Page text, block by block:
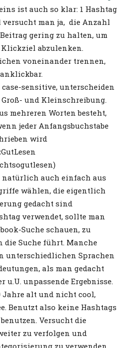
ist auch so klar: 1 Hashtag
versucht man ja, die Anzahl
gering zu halten, um
abzulenken.
voneinander trennen,
sensitive, unterscheiden
und Kleinschreibung.
mehreren Worten besteht,
jeder Anfangsbuchstabe
wird
natürlich auch einfach aus
wählen, die eigentlich
gedacht sind
verwendet, sollte man
Suche schauen, zu
die Suche führt. Manche
unterschiedlichen Sprachen
als man gedacht
u.U. unpassende Ergebnisse.
Jahre alt und nicht cool,
Benutzt also keine Hashtags
Versucht die
zu verfolgen und
zu verwenden.